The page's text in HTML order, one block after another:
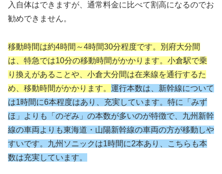
入自体はできますが、通常料金に比べて割高になるのでお
勧めできません。
移動時間は約4時間～4時間30分程度です。別府大分間
は、特急では10分の移動時間がかかります。小倉駅で乗
り換えがあることや、小倉大分間は在来線を通行するた
め、移動時間がかかります。 運行本数は、新幹線について
は1時間に6本程度はあり、充実しています。特に「みず
ほ」よりも「のぞみ」の本数が多いのが特徴で、九州新幹
線の車両よりも東海道・山陽新幹線の車両の方が移動しや
すいです。九州ソニックは1時間に2本あり、こちらも本
数は充実しています。